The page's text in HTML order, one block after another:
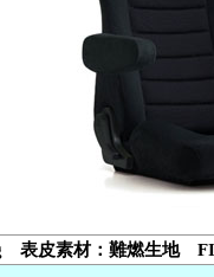
表皮素材：難燃生地